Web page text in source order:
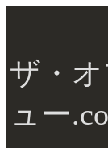
ザ・
ュー